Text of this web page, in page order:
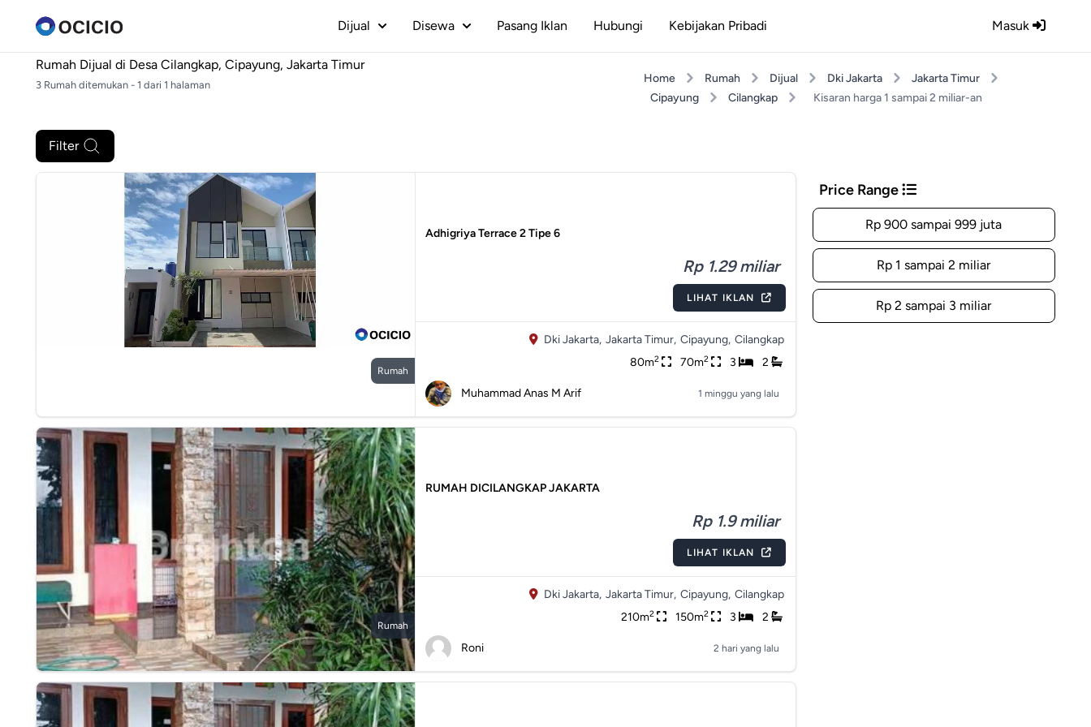
Masuk
Dijual Disewa Pasang Iklan Hubungi Kebijakan Pribadi
Rumah Dijual di Desa Cilangkap, Cipayung, Jakarta Timur
3 Rumah ditemukan - 1 dari 1 halaman Home Rumah Dijual Dki Jakarta
Jakarta Timur
Cipayung
Cilangkap Kisaran harga 1 sampai 2 miliar-an
Filter
Rumah
Adhigriya Terrace 2 Tipe 6
Rp 1.29 miliar
LIHAT IKLAN
Dki Jakarta, Jakarta Timur, Cipayung, Cilangkap
80m2 70m2 3 2
Muhammad Anas M Arif 1 minggu yang lalu
Rumah
RUMAH DICILANGKAP JAKARTA
Rp 1.9 miliar
LIHAT IKLAN
Dki Jakarta, Jakarta Timur, Cipayung, Cilangkap
210m2 150m2 3 2
Roni 2 hari yang lalu
Price Range
Rp 900 sampai 999 juta
Rp 1 sampai 2 miliar
Rp 2 sampai 3 miliar